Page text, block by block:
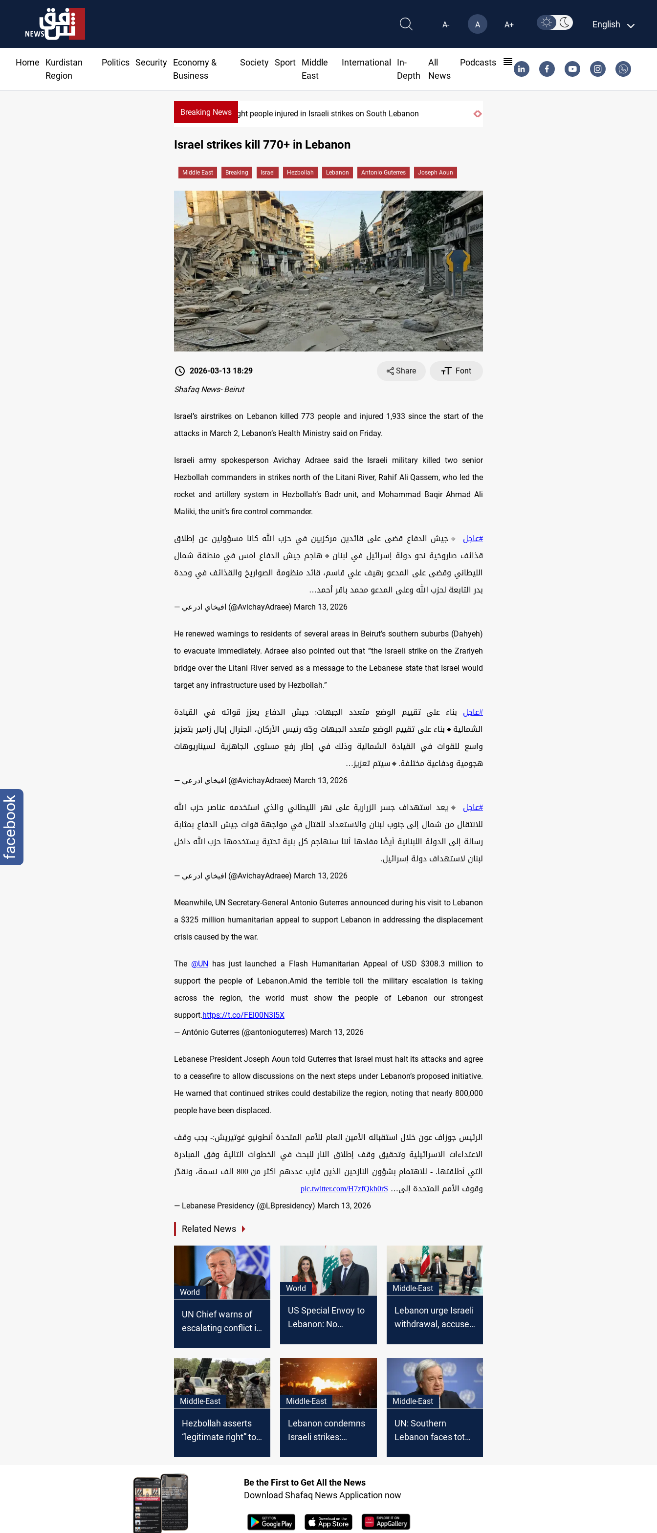
A- A A+ English
Home
Kurdistan
Region
Politics Security
Economy &
Business
Society Sport
Middle
East
International
In-
Depth
All
News
Podcasts
Breaking News Fire destroys eight fabric shops in Iraq’s Mosul
Eight people injured in Israeli strikes on South Lebanon
Israel strikes kill 770+ in Lebanon
Middle East Breaking Israel Hezbollah Lebanon Antonio Guterres Joseph Aoun
2026-03-13 18:29 Share
Font
Shafaq News- Beirut
Israel’s airstrikes on Lebanon killed 773 people and injured 1,933 since the start of the
attacks in March 2, Lebanon’s Health Ministry said on Friday.
Israeli army spokesperson Avichay Adraee said the Israeli military killed two senior
Hezbollah commanders in strikes north of the Litani River, Rahif Ali Qassem, who led the
rocket and artillery system in Hezbollah’s Badr unit, and Mohammad Baqir Ahmad Ali
Maliki, the unit’s fire control commander.
#عاجل 🔸جيش الدفاع قضى على قائدين مركزيين في حزب الله كانا مسؤولين عن إطلاق
قذائف صاروخية نحو دولة إسرائيل في لبنان🔸هاجم جيش الدفاع امس في منطقة شمال
الليطاني وقضى على المدعو رهيف علي قاسم، قائد منظومة الصواريخ والقذائف في وحدة
بدر التابعة لحزب الله وعلى المدعو محمد باقر أحمد…
— افيخاي ادرعي (@AvichayAdraee) March 13, 2026
He renewed warnings to residents of several areas in Beirut’s southern suburbs (Dahyeh)
to evacuate immediately. Adraee also pointed out that “the Israeli strike on the Zrariyeh
bridge over the Litani River served as a message to the Lebanese state that Israel would
target any infrastructure used by Hezbollah.”
#عاجل بناء على تقييم الوضع متعدد الجبهات: جيش الدفاع يعزز قواته في القيادة
الشمالية🔸بناء على تقييم الوضع متعدد الجبهات وجّه رئيس الأركان، الجنرال إيال زامير بتعزيز
واسع للقوات في القيادة الشمالية وذلك في إطار رفع مستوى الجاهزية لسيناريوهات
هجومية ودفاعية مختلفة.🔸سيتم تعزيز…
— افيخاي ادرعي (@AvichayAdraee) March 13, 2026
#عاجل 🔸يعد استهداف جسر الزرارية على نهر الليطاني والذي استخدمه عناصر حزب الله
للانتقال من شمال إلى جنوب لبنان والاستعداد للقتال في مواجهة قوات جيش الدفاع بمثابة
رسالة إلى الدولة اللبنانية أيضًا مفادها أننا سنهاجم كل بنية تحتية يستخدمها حزب الله داخل
لبنان لاستهداف دولة إسرائيل.
— افيخاي ادرعي (@AvichayAdraee) March 13, 2026
Meanwhile, UN Secretary-General Antonio Guterres announced during his visit to Lebanon
a $325 million humanitarian appeal to support Lebanon in addressing the displacement
crisis caused by the war.
The @UN has just launched a Flash Humanitarian Appeal of USD $308.3 million to
support the people of Lebanon.Amid the terrible toll the military escalation is taking
across the region, the world must show the people of Lebanon our strongest
support.https://t.co/FEl00N3I5X
— António Guterres (@antonioguterres) March 13, 2026
Lebanese President Joseph Aoun told Guterres that Israel must halt its attacks and agree
to a ceasefire to allow discussions on the next steps under Lebanon’s proposed initiative.
He warned that continued strikes could destabilize the region, noting that nearly 800,000
people have been displaced.
الرئيس جوزاف عون خلال استقباله الأمين العام للأمم المتحدة أنطونيو غوتيريش:- يجب وقف
الاعتداءات الاسرائيلية وتحقيق وقف إطلاق النار للبحث في الخطوات التالية وفق المبادرة
التي أطلقتها. - للاهتمام بشؤون النازحين الذين قارب عددهم اكثر من 800 الف نسمة، ونقدّر
وقوف الأمم المتحدة إلى…pic.twitter.com/H7zfQkh0rS
— Lebanese Presidency (@LBpresidency) March 13, 2026
Related News
World
UN Chief warns of
escalating conflict in
World
US Special Envoy to
Lebanon: No
government Morgan
Ortagus
Middle-East
Lebanon urge Israeli
withdrawal, accuses
Middle-East
Hezbollah asserts
“legitimate right” to
Middle-East
Lebanon condemns
Israeli strikes:
intensions
Middle-East
UN: Southern
Lebanon faces total
Be the First to Get All the News
Download Shafaq News Application now
facebook